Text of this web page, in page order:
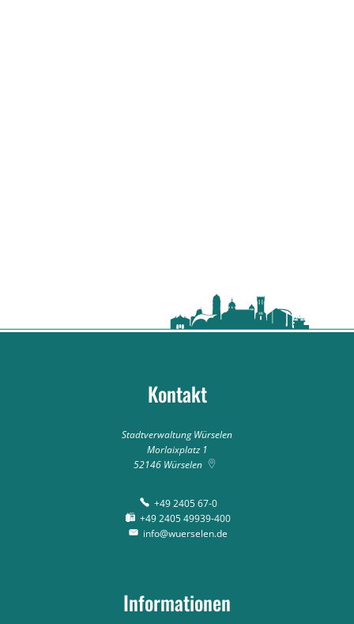
Kontakt
Stadtverwaltung Würselen
Morlaixplatz 1
52146 Würselen
+49 2405 67-0
+49 2405 49939-400
info@wuerselen.de
Informationen